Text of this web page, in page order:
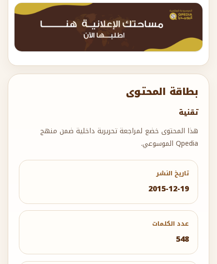
بطاقة المحتوى
تقنية
هذا المحتوى خضع لمراجعة تحريرية داخلية ضمن منهج
Qpedia الموسوعي.
تاريخ النشر
2015-12-19
عدد الكلمات
548